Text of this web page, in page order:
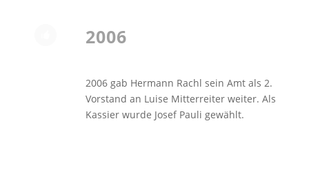
2006
2006 gab Hermann Rachl sein Amt als 2.
Vorstand an Luise Mitterreiter weiter. Als
Kassier wurde Josef Pauli gewählt.